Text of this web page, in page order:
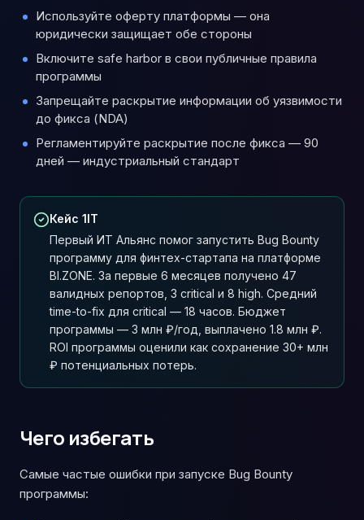
Используйте оферту платформы — она
юридически защищает обе стороны
Включите safe harbor в свои публичные правила
программы
Запрещайте раскрытие информации об уязвимости
до фикса (NDA)
Регламентируйте раскрытие после фикса — 90
дней — индустриальный стандарт
Кейс 1IT
Первый ИТ Альянс помог запустить Bug Bounty
программу для финтех-стартапа на платформе
BI.ZONE. За первые 6 месяцев получено 47
валидных репортов, 3 critical и 8 high. Средний
time-to-fix для critical — 18 часов. Бюджет
программы — 3 млн ₽/год, выплачено 1.8 млн ₽.
ROI программы оценили как сохранение 30+ млн
₽ потенциальных потерь.
Чего избегать
Самые частые ошибки при запуске Bug Bounty
программы: